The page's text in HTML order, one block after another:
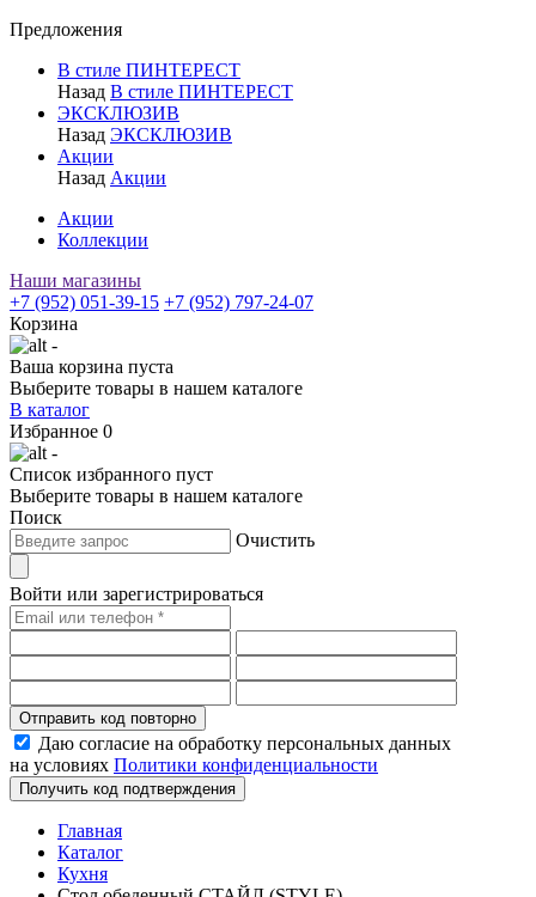
Предложения
В стиле ПИНТЕРЕСТ
Назад В стиле ПИНТЕРЕСТ
ЭКСКЛЮЗИВ
Назад ЭКСКЛЮЗИВ
Акции
Назад Акции
Акции
Коллекции
Наши магазины
+7 (952) 051-39-15 +7 (952) 797-24-07
Корзина
-
Ваша корзина пуста
Выберите товары в нашем каталоге
В каталог
Избранное 0
-
Список избранного пуст
Выберите товары в нашем каталоге
Поиск
Очистить
Войти или зарегистрироваться
Отправить код повторно
Даю согласие на обработку персональных данных
на условиях Политики конфиденциальности
Получить код подтверждения
Главная
Каталог
Кухня